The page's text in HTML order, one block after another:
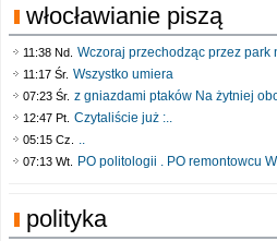
włocławianie piszą
11:38 Nd. Wczoraj przechodząc przez park
11:17 Śr. Wszystko umiera
07:23 Śr. z gniazdami ptaków Na żytniej
12:47 Pt. Czytaliście już :..
05:15 Cz. ..
07:13 Wt. PO politologii . PO remontowcu
polityka